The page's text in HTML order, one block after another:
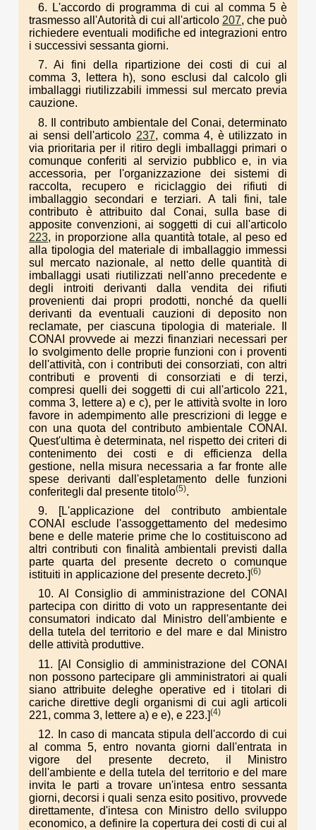
6. L'accordo di programma di cui al comma 5 è
trasmesso all'Autorità di cui all'articolo 207, che può
richiedere eventuali modifiche ed integrazioni entro
i successivi sessanta giorni.
7. Ai fini della ripartizione dei costi di cui al
comma 3, lettera h), sono esclusi dal calcolo gli
imballaggi riutilizzabili immessi sul mercato previa
cauzione.
8. Il contributo ambientale del Conai, determinato
ai sensi dell'articolo 237, comma 4, è utilizzato in
via prioritaria per il ritiro degli imballaggi primari o
comunque conferiti al servizio pubblico e, in via
accessoria, per l'organizzazione dei sistemi di
raccolta, recupero e riciclaggio dei rifiuti di
imballaggio secondari e terziari. A tali fini, tale
contributo è attribuito dal Conai, sulla base di
apposite convenzioni, ai soggetti di cui all'articolo
223, in proporzione alla quantità totale, al peso ed
alla tipologia del materiale di imballaggio immessi
sul mercato nazionale, al netto delle quantità di
imballaggi usati riutilizzati nell'anno precedente e
degli introiti derivanti dalla vendita dei rifiuti
provenienti dai propri prodotti, nonché da quelli
derivanti da eventuali cauzioni di deposito non
reclamate, per ciascuna tipologia di materiale. Il
CONAI provvede ai mezzi finanziari necessari per
lo svolgimento delle proprie funzioni con i proventi
dell'attività, con i contributi dei consorziati, con altri
contributi e proventi di consorziati e di terzi,
compresi quelli dei soggetti di cui all'articolo 221,
comma 3, lettere a) e c), per le attività svolte in loro
favore in adempimento alle prescrizioni di legge e
con una quota del contributo ambientale CONAI.
Quest'ultima è determinata, nel rispetto dei criteri di
contenimento dei costi e di efficienza della
gestione, nella misura necessaria a far fronte alle
spese derivanti dall'espletamento delle funzioni
conferitegli dal presente titolo(5).
9. [L'applicazione del contributo ambientale
CONAI esclude l'assoggettamento del medesimo
bene e delle materie prime che lo costituiscono ad
altri contributi con finalità ambientali previsti dalla
parte quarta del presente decreto o comunque
istituiti in applicazione del presente decreto.](6)
10. Al Consiglio di amministrazione del CONAI
partecipa con diritto di voto un rappresentante dei
consumatori indicato dal Ministro dell'ambiente e
della tutela del territorio e del mare e dal Ministro
delle attività produttive.
11. [Al Consiglio di amministrazione del CONAI
non possono partecipare gli amministratori ai quali
siano attribuite deleghe operative ed i titolari di
cariche direttive degli organismi di cui agli articoli
221, comma 3, lettere a) e e), e 223.](4)
12. In caso di mancata stipula dell'accordo di cui
al comma 5, entro novanta giorni dall'entrata in
vigore del presente decreto, il Ministro
dell'ambiente e della tutela del territorio e del mare
invita le parti a trovare un'intesa entro sessanta
giorni, decorsi i quali senza esito positivo, provvede
direttamente, d'intesa con Ministro dello sviluppo
economico, a definire la copertura dei costi di cui al